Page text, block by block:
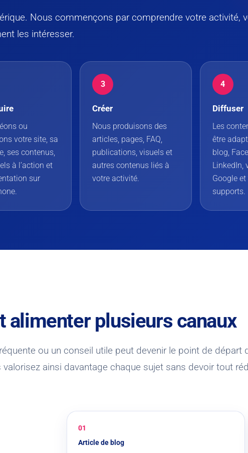
Nous commençons par comprendre votre activité,
les intéresser.
ou
votre site, sa
ses contenus,
à l’action et
sur
3
Créer
Nous produisons des
articles, pages, FAQ,
publications, visuels et
autres contenus liés à
votre activité.
4
Diffuser
Les
être
blog,
LinkedIn,
Google
supports.
alimenter plusieurs canaux
ou un conseil utile peut devenir le point de départ
ainsi davantage chaque sujet sans devoir tout
01
Article de blog